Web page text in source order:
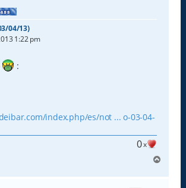
04/13)
1:22 pm
:
index.php/es/not ... o-03-04-
0x
r